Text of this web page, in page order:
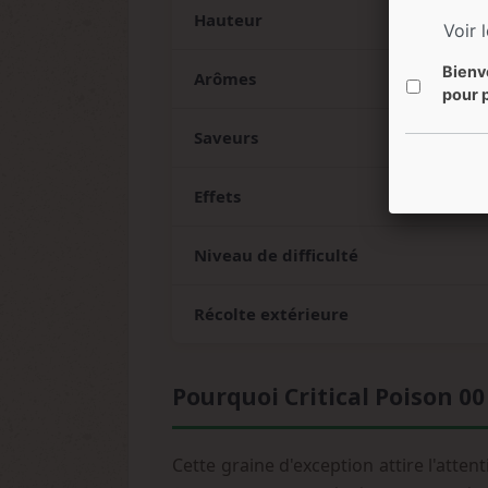
Hauteur
Arômes
Saveurs
Effets
Niveau de difficulté
Récolte extérieure
Pourquoi Critical Poison
Cette graine d'exception attire
Voir
pour